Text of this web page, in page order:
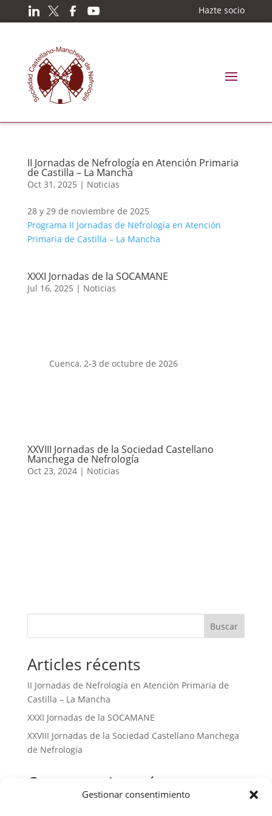
Gestionar consentimiento
Hazte socio
II Jornadas de Nefrología en Atención Primaria
de Castilla – La Mancha
Oct 31, 2025 | Noticias
28 y 29 de noviembre de 2025
Programa II Jornadas de Nefrología en Atención
Primaria de Castilla – La Mancha
XXXI Jornadas de la SOCAMANE
Jul 16, 2025 | Noticias
Cuenca, 2-3 de octubre de 2026
XXVIII Jornadas de la Sociedad Castellano
Manchega de Nefrología
Oct 23, 2024| Noticias
Buscar
Articles récents
II Jornadas de Nefrología en Atención Primaria de
Castilla – La Mancha
XXXI Jornadas de la SOCAMANE
XXVIII Jornadas de la Sociedad Castellano Manchega
de Nefrología
Commentaires récents